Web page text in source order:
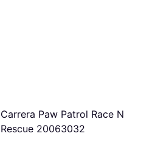
Carrera Paw Patrol Race N
Rescue 20063032